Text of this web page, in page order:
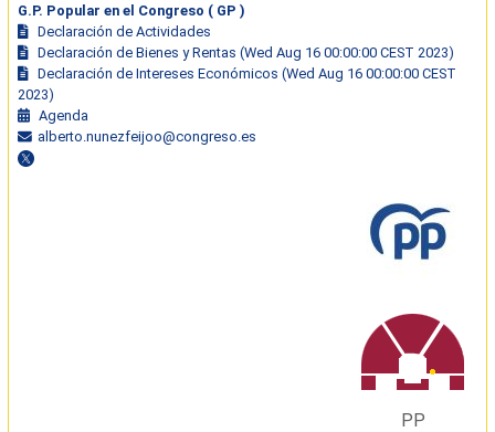
G.P. Popular en el Congreso ( GP )
Declaración de Actividades
Declaración de Bienes y Rentas (Wed Aug 16 00:00:00 CEST 2023)
Declaración de Intereses Económicos (Wed Aug 16 00:00:00 CEST
2023)
Agenda
alberto.nunezfeijoo@congreso.es
PP